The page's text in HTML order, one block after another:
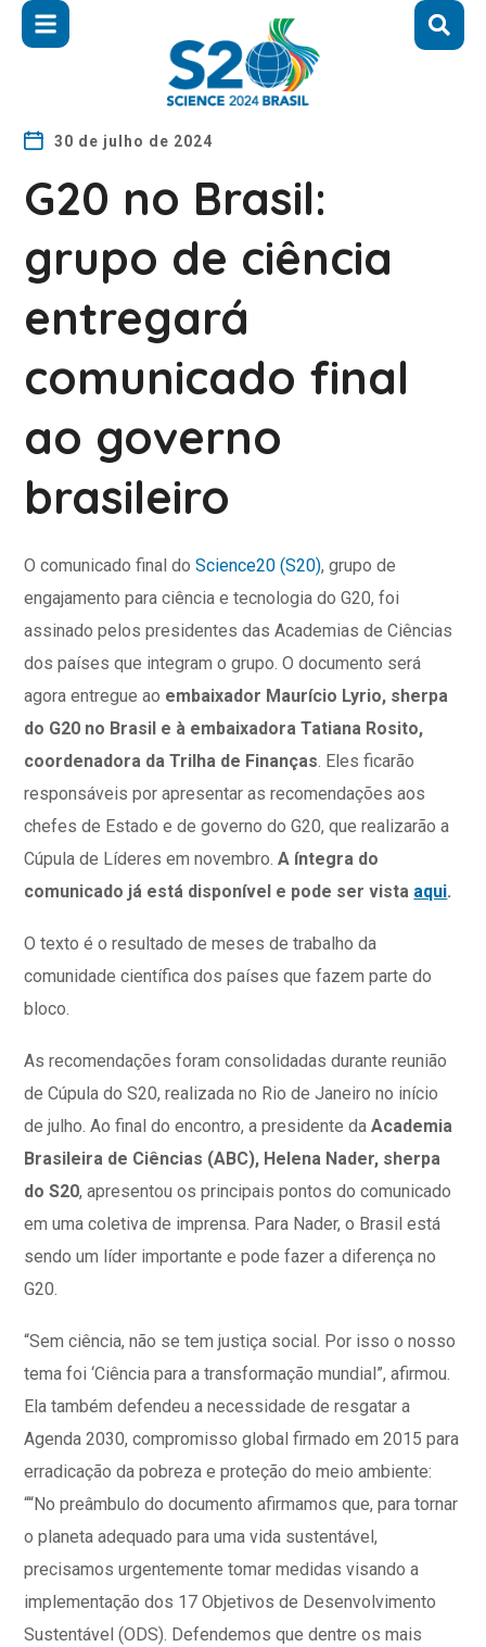
30 de julho de 2024
G20 no Brasil:
grupo de ciência
entregará
comunicado final
ao governo
brasileiro
O comunicado final doScience20 (S20), grupo de
engajamento para ciência e tecnologia do G20, foi
assinado pelos presidentes das Academias de Ciências
dos países que integram o grupo. O documento será
agora entregue ao embaixador Maurício Lyrio, sherpa
do G20 no Brasil e à embaixadora Tatiana Rosito,
coordenadora da Trilha de Finanças. Eles ficarão
responsáveis por apresentar as recomendações aos
chefes de Estado e de governo do G20, que realizarão a
Cúpula de Líderes em novembro.A íntegra do
comunicado já está disponível e pode ser vista aqui.
O texto é o resultado de meses de trabalho da
comunidade científica dos países que fazem parte do
bloco.
As recomendações foram consolidadas durante reunião
de Cúpula do S20, realizada no Rio de Janeiro no início
de julho. Ao final do encontro, a presidente daAcademia
Brasileira de Ciências (ABC), Helena Nader, sherpa
do S20, apresentou os principais pontos do comunicado
em uma coletiva de imprensa. Para Nader, o Brasil está
sendo um líder importante e pode fazer a diferença no
G20.
“Sem ciência, não se tem justiça social. Por isso o nosso
tema foi ‘Ciência para a transformação mundial”, afirmou.
Ela também defendeu a necessidade de resgatar a
Agenda 2030, compromisso global firmado em 2015 para
erradicação da pobreza e proteção do meio ambiente:
““No preâmbulo do documento afirmamos que, para tornar
o planeta adequado para uma vida sustentável,
precisamos urgentemente tomar medidas visando a
implementação dos 17 Objetivos de Desenvolvimento
Sustentável (ODS). Defendemos que dentre os mais